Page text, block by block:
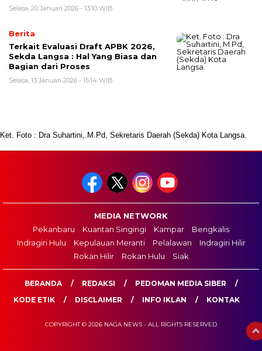
Selasa, 20 Januari 2026 - 13:10 WIB
Berita
Terkait Evaluasi Draft APBK 2026,
Sekda Langsa : Hal Yang Biasa dan
Bagian dari Proses
Selasa, 13 Januari 2026 - 15:14 WIB
Ket. Foto : Dra Suhartini,.M.Pd, Sekretaris Daerah (Sekda) Kota Langsa.
MEDIA NETWORK
Pekanbaru
Kuantan Singingi Kampar
Bengkalis
Indragiri Hulu
Kepulauan Meranti Pelalawan
Indragiri Hilir
Rokan Hilir
Rokan Hulu Siak
BERANDA REDAKSI
PEDOMAN MEDIA SIBER
KODE ETIK
DISCLAIMER INFO IKLAN KONTAK
COPYRIGHT © 2026 NAGA NEWS - ALL RIGHTS RESERVED